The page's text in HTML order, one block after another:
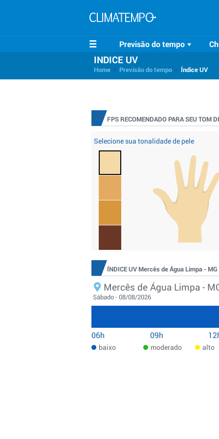
Previsão do tempo
INDICE UV
Home Previsão do tempo Índice UV
FPS RECOMENDADO PARA SEU TOM
Selecione sua tonalidade de pele
ÍNDICE UV Mercês de Água Limpa - MG
Mercês de Água Limpa -
Sábado - 08/08/2026
06h 09h
baixo moderado alto